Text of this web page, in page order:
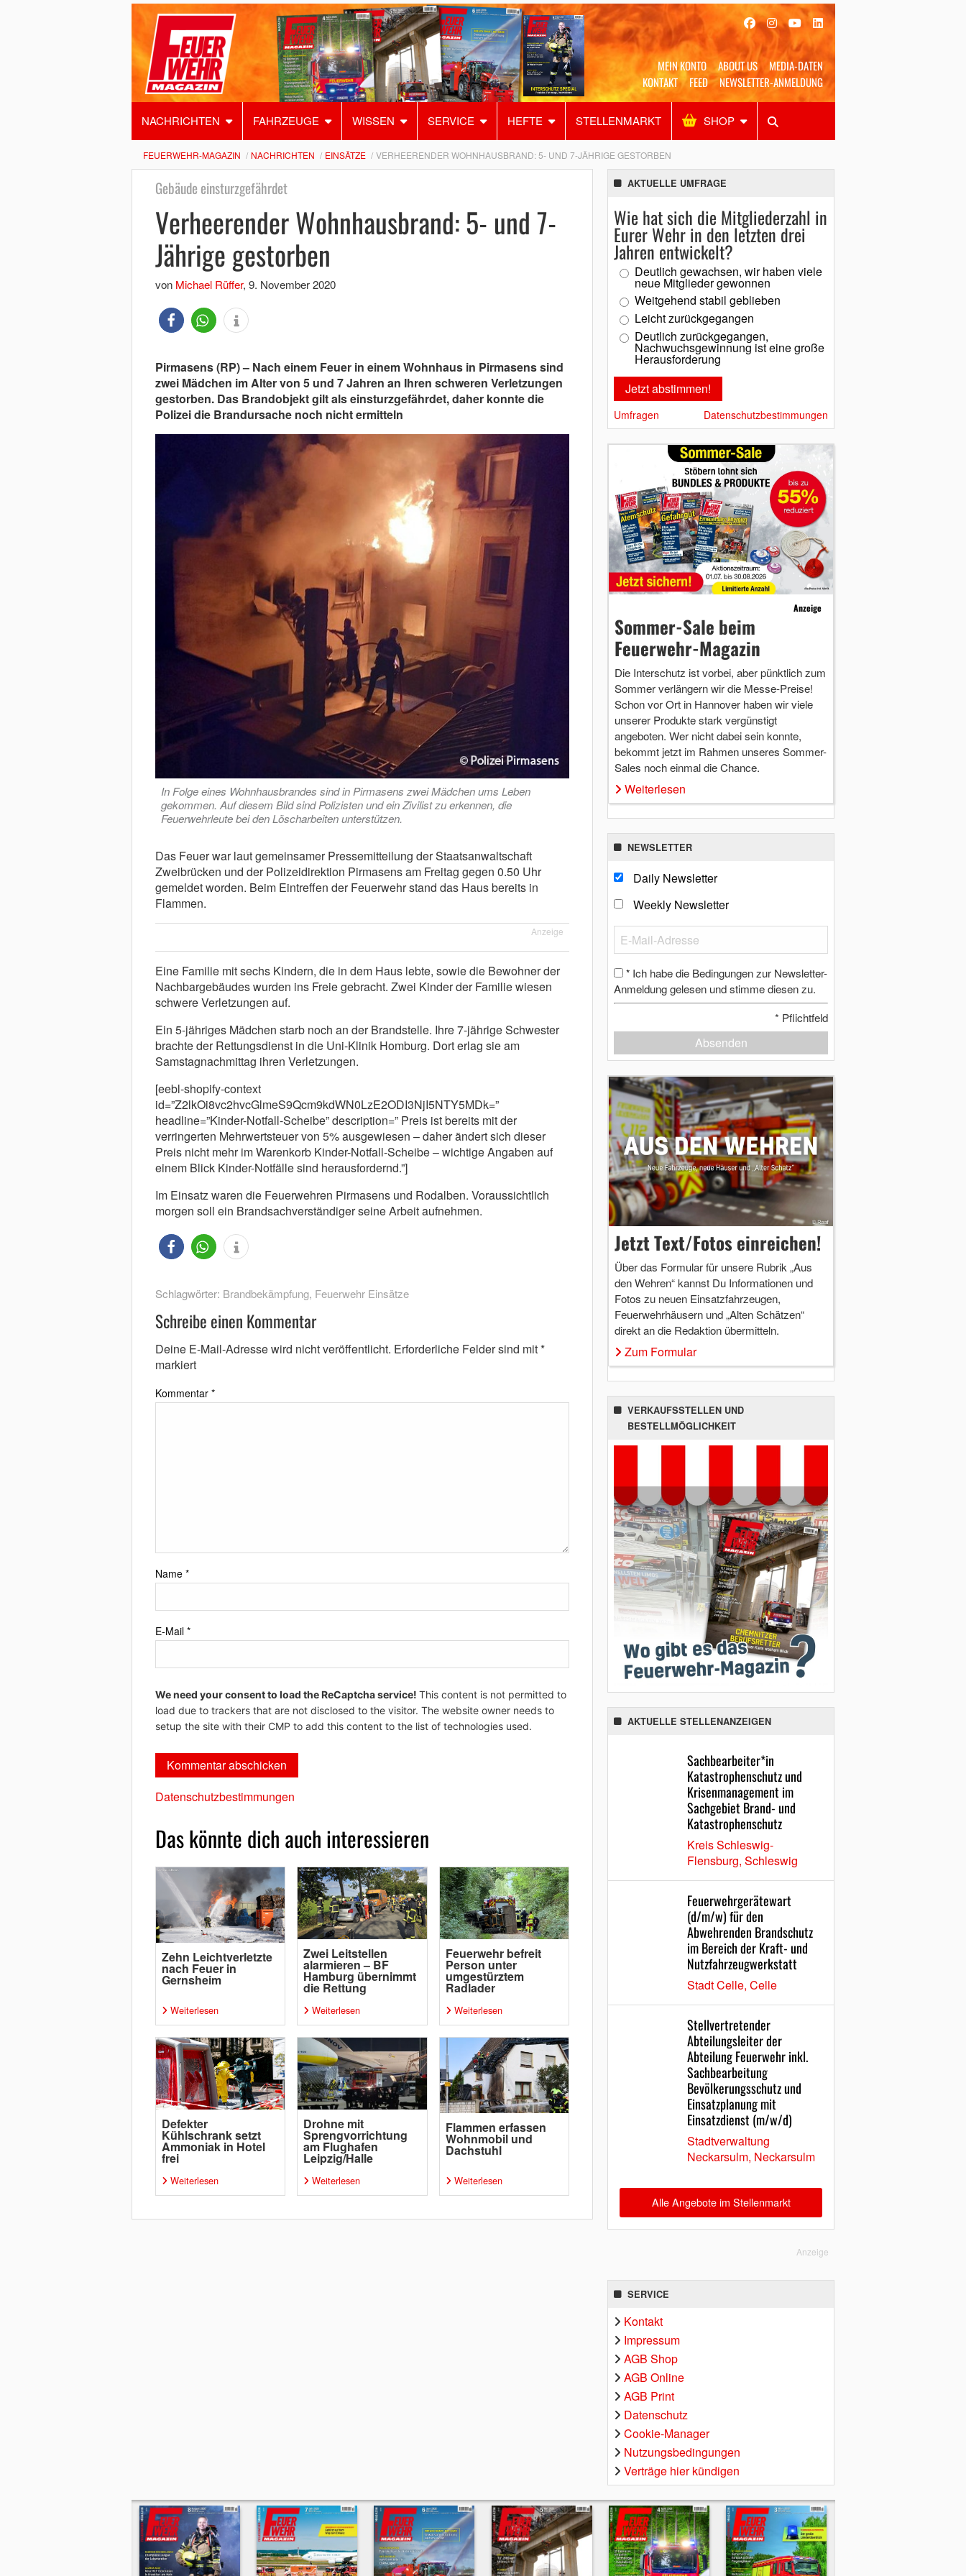
MEIN KONTO ABOUT US
MEDIA-DATEN
KONTAKT
FEED NEWSLETTER-ANMELDUNG
NACHRICHTEN FAHRZEUGE WISSEN SERVICE HEFTE STELLENMARKT SHOP
Alles Shop SUCHEN
FEUERWEHR-MAGAZIN NACHRICHTEN EINSÄTZE VERHEERENDER WOHNHAUSBRAND: 5- UND 7-JÄHRIGE GESTORBEN
Gebäude einsturzgefährdet
Verheerender Wohnhausbrand: 5- und 7-
Jährige gestorben
von Michael Rüffer, 9. November 2020
Pirmasens (RP) – Nach einem Feuer in einem Wohnhaus in Pirmasens sind
zwei Mädchen im Alter von 5 und 7 Jahren an Ihren schweren Verletzungen
gestorben. Das Brandobjekt gilt als einsturzgefährdet, daher konnte die
Polizei die Brandursache noch nicht ermitteln
In Folge eines Wohnhausbrandes sind in Pirmasens zwei Mädchen ums Leben
gekommen. Auf diesem Bild sind Polizisten und ein Zivilist zu erkennen, die
Feuerwehrleute bei den Löscharbeiten unterstützen.
Das Feuer war laut gemeinsamer Pressemitteilung der Staatsanwaltschaft
Zweibrücken und der Polizeidirektion Pirmasens am Freitag gegen 0.50 Uhr
gemeldet worden. Beim Eintreffen der Feuerwehr stand das Haus bereits in
Flammen.
Anzeige
Eine Familie mit sechs Kindern, die in dem Haus lebte, sowie die Bewohner der
Nachbargebäudes wurden ins Freie gebracht. Zwei Kinder der Familie wiesen
schwere Verletzungen auf.
Ein 5-jähriges Mädchen starb noch an der Brandstelle. Ihre 7-jährige Schwester
brachte der Rettungsdienst in die Uni-Klinik Homburg. Dort erlag sie am
Samstagnachmittag ihren Verletzungen.
[eebl-shopify-context
id=”Z2lkOi8vc2hvcGlmeS9Qcm9kdWN0LzE2ODI3NjI5NTY5MDk=”
headline=”Kinder-Notfall-Scheibe” description=” Preis ist bereits mit der
verringerten Mehrwertsteuer von 5% ausgewiesen – daher ändert sich dieser
Preis nicht mehr im Warenkorb Kinder-Notfall-Scheibe – wichtige Angaben auf
einem Blick Kinder-Notfälle sind herausfordernd.”]
Im Einsatz waren die Feuerwehren Pirmasens und Rodalben. Voraussichtlich
morgen soll ein Brandsachverständiger seine Arbeit aufnehmen.
Schlagwörter: Brandbekämpfung, Feuerwehr Einsätze
Schreibe einen Kommentar
Deine E-Mail-Adresse wird nicht veröffentlicht. Erforderliche Felder sind mit*
markiert
Kommentar *
Name *
E-Mail *
We need your consent to load the ReCaptcha service! This content is not permitted to
load due to trackers that are not disclosed to the visitor. The website owner needs to
setup the site with their CMP to add this content to the list of technologies used.
Datenschutzbestimmungen
Das könnte dich auch interessieren
Zehn Leichtverletzte
nach Feuer in
Gernsheim
Weiterlesen
Zwei Leitstellen
alarmieren – BF
Hamburg übernimmt
die Rettung
Weiterlesen
Feuerwehr befreit
Person unter
umgestürztem
Radlader
Weiterlesen
Defekter
Kühlschrank setzt
Ammoniak in Hotel
frei
Weiterlesen
Drohne mit
Sprengvorrichtung
am Flughafen
Leipzig/Halle
Weiterlesen
Flammen erfassen
Wohnmobil und
Dachstuhl
Weiterlesen
AKTUELLE UMFRAGE
Wie hat sich die Mitgliederzahl in
Eurer Wehr in den letzten drei
Jahren entwickelt?
Deutlich gewachsen, wir haben viele
neue Mitglieder gewonnen
Weitgehend stabil geblieben
Leicht zurückgegangen
Deutlich zurückgegangen,
Nachwuchsgewinnung ist eine große
Herausforderung
Umfragen Datenschutzbestimmungen
Anzeige
Sommer-Sale beim
Feuerwehr-Magazin
Die Interschutz ist vorbei, aber pünktlich zum
Sommer verlängern wir die Messe-Preise!
Schon vor Ort in Hannover haben wir viele
unserer Produkte stark vergünstigt
angeboten. Wer nicht dabei sein konnte,
bekommt jetzt im Rahmen unseres Sommer-
Sales noch einmal die Chance.
Weiterlesen
NEWSLETTER
Daily Newsletter
Weekly Newsletter
* Ich habe die Bedingungen zur Newsletter-
Anmeldung gelesen und stimme diesen zu.
* Pflichtfeld
Absenden
Jetzt Text/Fotos einreichen!
Über das Formular für unsere Rubrik „Aus
den Wehren“ kannst Du Informationen und
Fotos zu neuen Einsatzfahrzeugen,
Feuerwehrhäusern und „Alten Schätzen“
direkt an die Redaktion übermitteln.
Zum Formular
VERKAUFSSTELLEN UND
BESTELLMÖGLICHKEIT
AKTUELLE STELLENANZEIGEN
Sachbearbeiter*in
Katastrophenschutz und
Krisenmanagement im
Sachgebiet Brand- und
Katastrophenschutz
Kreis Schleswig-
Flensburg, Schleswig
Feuerwehrgerätewart
(d/m/w) für den
Abwehrenden Brandschutz
im Bereich der Kraft- und
Nutzfahrzeugwerkstatt
Stadt Celle, Celle
Stellvertretender
Abteilungsleiter der
Abteilung Feuerwehr inkl.
Sachbearbeitung
Bevölkerungsschutz und
Einsatzplanung mit
Einsatzdienst (m/w/d)
Stadtverwaltung
Neckarsulm, Neckarsulm
Alle Angebote im Stellenmarkt
Anzeige
SERVICE
Kontakt
Impressum
AGB Shop
AGB Online
AGB Print
Datenschutz
Cookie-Manager
Nutzungsbedingungen
Verträge hier kündigen